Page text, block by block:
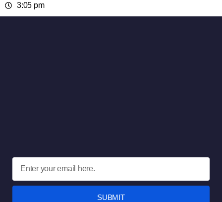
3:05 pm
SUBMIT